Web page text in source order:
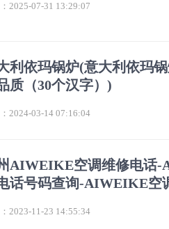
2025-07-31 13:29:07
利依玛锅炉(意大利依玛
质（30个汉字）)
2024-03-14 07:16:04
AIWEIKE空调维修电话-
话号码查询-AIWEIKE空
2023-11-23 14:55:34